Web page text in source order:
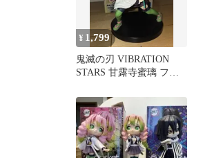
¥ 1,799
鬼滅の刃 VIBRATION
STARS 甘露寺蜜璃 フィ